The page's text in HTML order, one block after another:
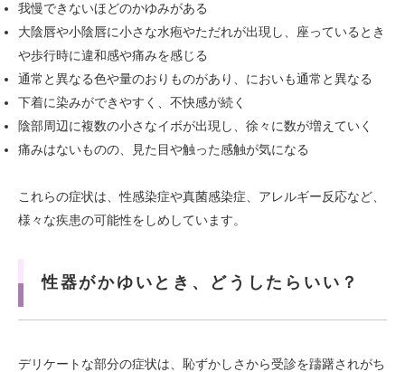
我慢できないほどのかゆみがある
大陰唇や小陰唇に小さな水疱やただれが出現し、座っているとき
や歩行時に違和感や痛みを感じる
通常と異なる色や量のおりものがあり、においも通常と異なる
下着に染みができやすく、不快感が続く
陰部周辺に複数の小さなイボが出現し、徐々に数が増えていく
痛みはないものの、見た目や触った感触が気になる
これらの症状は、性感染症や真菌感染症、アレルギー反応など、
様々な疾患の可能性をしめしています。
性器がかゆいとき、どうしたらいい？
デリケートな部分の症状は、恥ずかしさから受診を躊躇されがち